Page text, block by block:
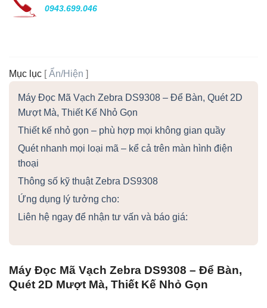
0943.699.046
Mục lục [Ẩn/Hiện ]
Máy Đọc Mã Vạch Zebra DS9308 – Để Bàn, Quét 2D
Mượt Mà, Thiết Kế Nhỏ Gọn
Thiết kế nhỏ gọn – phù hợp mọi không gian quầy
Quét nhanh mọi loại mã – kể cả trên màn hình điện
thoại
Thông số kỹ thuật Zebra DS9308
Ứng dụng lý tưởng cho:
Liên hệ ngay để nhận tư vấn và báo giá:
Máy Đọc Mã Vạch Zebra DS9308 – Để Bàn,
Quét 2D Mượt Mà, Thiết Kế Nhỏ Gọn